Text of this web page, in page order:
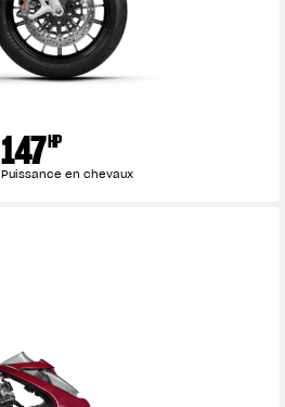
147HP
Puissance en chevaux